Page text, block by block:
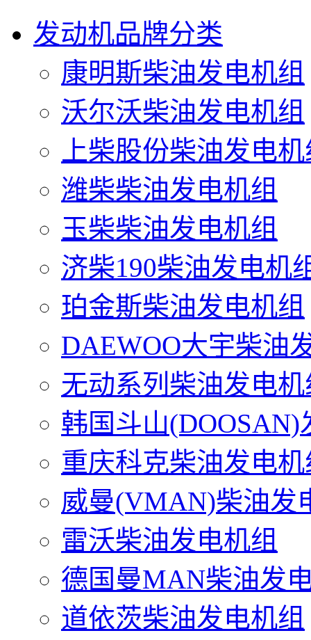
发动机品牌分类
康明斯柴油发电机组
沃尔沃柴油发电机组
上柴股份柴油发电
潍柴柴油发电机组
玉柴柴油发电机组
济柴190柴油发电机
珀金斯柴油发电机组
DAEWOO大宇柴油
无动系列柴油发电机
韩国斗山(DOOSAN)
重庆科克柴油发电机
威曼(VMAN)柴油发
雷沃柴油发电机组
德国曼MAN柴油发
道依茨柴油发电机组